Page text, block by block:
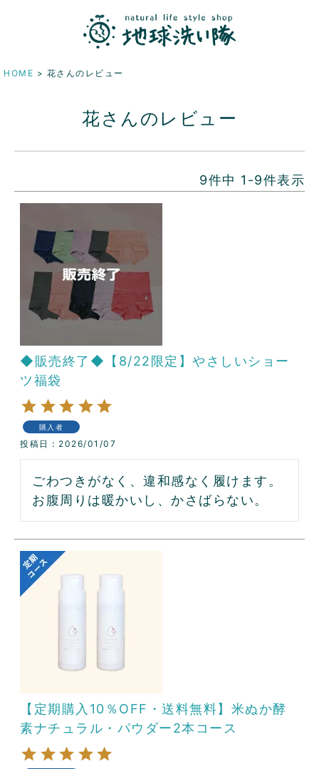
HOME 花さんのレビュー
花さんのレビュー
9件中 1 -9件表示
◆販売終了◆【8/22限定】やさしいショー
ツ福袋
購入者
投稿日 2026/01/07
ごわつきがなく、違和感なく履けます。
お腹周りは暖かいし、かさばらない。
【定期購入10％OFF・送料無料】米ぬか酵
素ナチュラル・パウダー2本コース